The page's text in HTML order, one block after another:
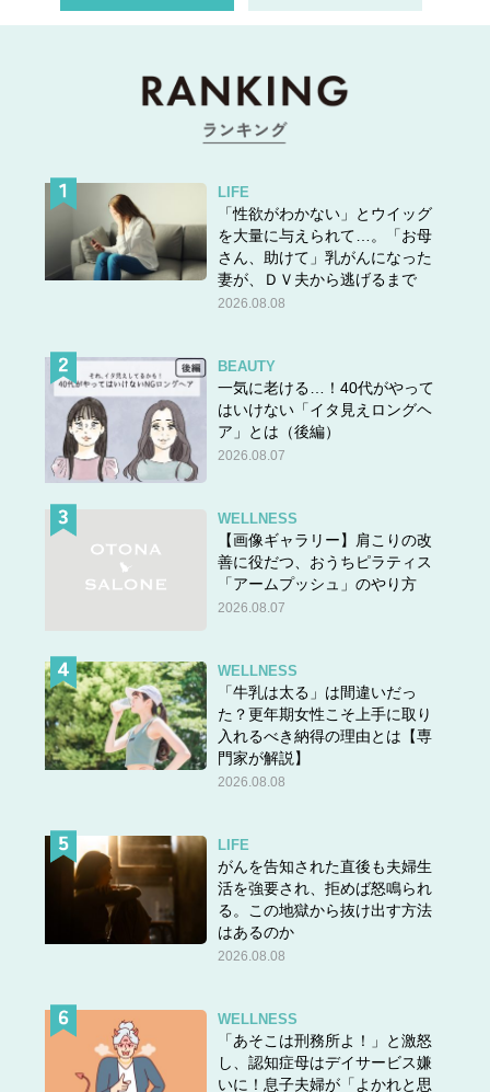
家のワンちゃんいつも仰向けで寝るんだよ。
y dog loves to sleepbelly up.
うちのワンちゃん仰向けで寝るのが好きなの。
で「仰向け」を表しているわけです。
他には、face up= 顔が上 = 仰向け を使います。
She waslying face up
on the grass.
彼女は芝生で仰向けになっていました。
beach（ビーチ）でも使えますね。
「仰向け」は、 on one’s back→背中を下にして 寝る・
face up
と覚えてくださいね 。
★他の問題にもチャレンジ！
LIFE
「性欲がわかない」とウイッグ
を大量に与えられて…。「お母
さん、助けて」乳がんになった
妻が、ＤＶ夫から逃げるまで
2026.08.08
BEAUTY
一気に老ける…！40代がやって
はいけない「イタ見えロングヘ
ア」とは（後編）
2026.08.07
WELLNESS
【画像ギャラリー】肩こりの改
善に役だつ、おうちピラティス
「アームプッシュ」のやり方
2026.08.07
WELLNESS
「牛乳は太る」は間違いだっ
た？更年期女性こそ上手に取り
入れるべき納得の理由とは【専
門家が解説】
2026.08.08
LIFE
がんを告知された直後も夫婦生
活を強要され、拒めば怒鳴られ
る。この地獄から抜け出す方法
はあるのか
2026.08.08
WELLNESS
「あそこは刑務所よ！」と激怒
し、認知症母はデイサービス嫌
いに！息子夫婦が「よかれと思